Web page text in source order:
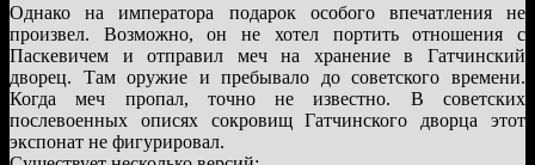
Однако на императора подарок особого впечатления не
произвел. Возможно, он не хотел портить отношения с
Паскевичем и отправил меч на хранение в Гатчинский
дворец. Там оружие и пребывало до советского времени.
Когда меч пропал, точно не известно. В советских
послевоенных описях сокровищ Гатчинского дворца этот
экспонат не фигурировал.